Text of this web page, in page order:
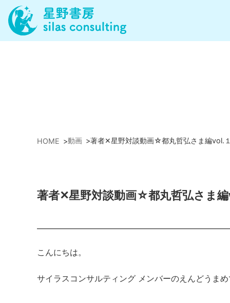
HOME >動画 >著者✕星野対談動画☆都丸哲弘さま編vol.
著者✕星野対談動画☆都丸哲弘さま
こんにちは。
サイラスコンサルティング メンバーのえんどうま